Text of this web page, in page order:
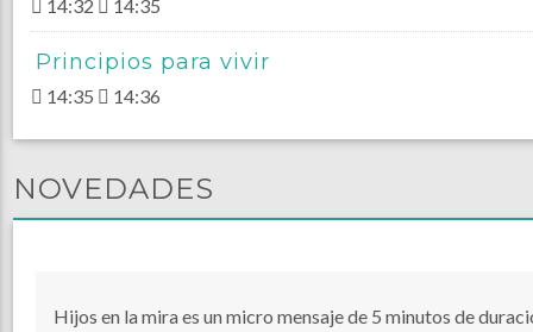
14:32 14:35
Principios para vivir
14:35 14:36
NOVEDADES
Hijos en la mira es un micro mensaje de 5 minutos de